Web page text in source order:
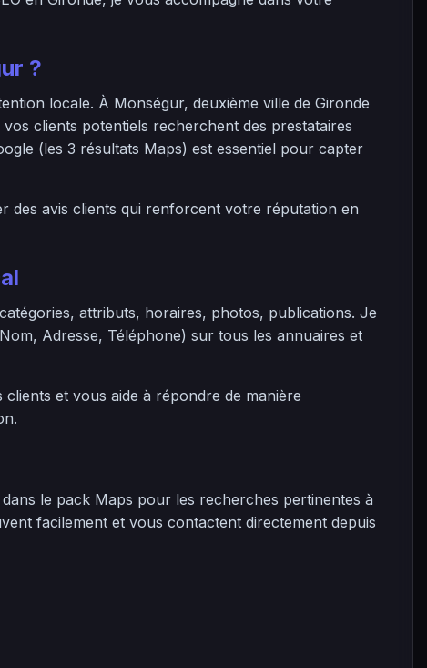
?
locale. À Monségur, deuxième ville de Gironde
clients potentiels recherchent des prestataires
(les 3 résultats Maps) est essentiel pour capter
des avis clients qui renforcent votre réputation en
attributs, horaires, photos, publications. Je
Adresse, Téléphone) sur tous les annuaires et
et vous aide à répondre de manière
le pack Maps pour les recherches pertinentes à
facilement et vous contactent directement depuis